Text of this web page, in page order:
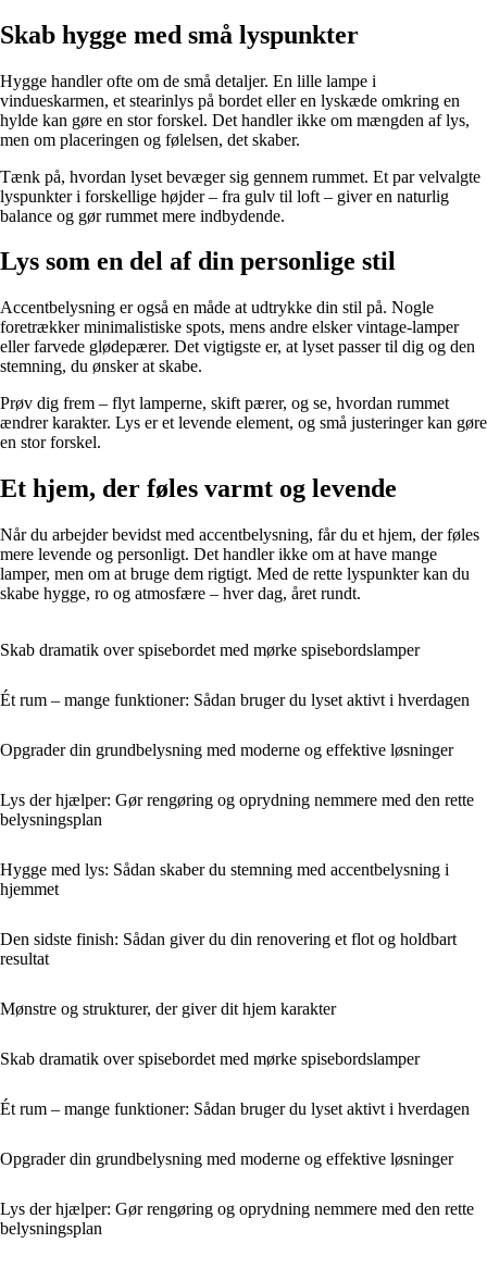
Skab hygge med små lyspunkter
Hygge handler ofte om de små detaljer. En lille lampe i
vindueskarmen, et stearinlys på bordet eller en lyskæde omkring en
hylde kan gøre en stor forskel. Det handler ikke om mængden af lys,
men om placeringen og følelsen, det skaber.
Tænk på, hvordan lyset bevæger sig gennem rummet. Et par velvalgte
lyspunkter i forskellige højder – fra gulv til loft – giver en naturlig
balance og gør rummet mere indbydende.
Lys som en del af din personlige stil
Accentbelysning er også en måde at udtrykke din stil på. Nogle
foretrækker minimalistiske spots, mens andre elsker vintage-lamper
eller farvede glødepærer. Det vigtigste er, at lyset passer til dig og den
stemning, du ønsker at skabe.
Prøv dig frem – flyt lamperne, skift pærer, og se, hvordan rummet
ændrer karakter. Lys er et levende element, og små justeringer kan gøre
en stor forskel.
Et hjem, der føles varmt og levende
Når du arbejder bevidst med accentbelysning, får du et hjem, der føles
mere levende og personligt. Det handler ikke om at have mange
lamper, men om at bruge dem rigtigt. Med de rette lyspunkter kan du
skabe hygge, ro og atmosfære – hver dag, året rundt.
Skab dramatik over spisebordet med mørke spisebordslamper
Ét rum – mange funktioner: Sådan bruger du lyset aktivt i hverdagen
Opgrader din grundbelysning med moderne og effektive løsninger
Lys der hjælper: Gør rengøring og oprydning nemmere med den rette
belysningsplan
Hygge med lys: Sådan skaber du stemning med accentbelysning i
hjemmet
Den sidste finish: Sådan giver du din renovering et flot og holdbart
resultat
Mønstre og strukturer, der giver dit hjem karakter
Skab dramatik over spisebordet med mørke spisebordslamper
Ét rum – mange funktioner: Sådan bruger du lyset aktivt i hverdagen
Opgrader din grundbelysning med moderne og effektive løsninger
Lys der hjælper: Gør rengøring og oprydning nemmere med den rette
belysningsplan